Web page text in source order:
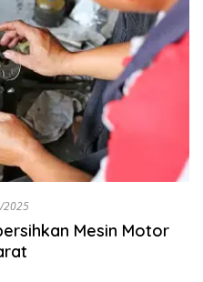
2025
Mesin Motor